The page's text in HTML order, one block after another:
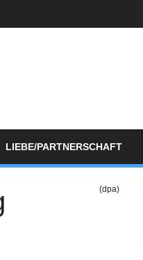
LIEBE/PARTNERSCHAFT
(dpa)